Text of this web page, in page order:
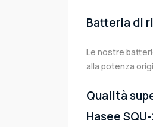
Batteria di
Le nostre
alla potenza
Qualità
Hasee SQU-